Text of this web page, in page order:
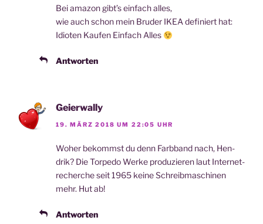
Bei ama­zon gibt’s ein­fach alles,
wie auch schon mein Bru­der IKEA defi­niert hat:
Idio­ten Kau­fen Ein­fach Alles
Antworten
Geierwally
19. MÄRZ 2018 UM 22:05 UHR
Woher bekommst du denn Farb­band nach, Hen­
drik? Die Tor­pe­do Wer­ke pro­du­zie­ren laut Inter­net­
re­cher­che seit 1965 kei­ne Schreib­ma­schi­nen
mehr. Hut ab!
Antworten